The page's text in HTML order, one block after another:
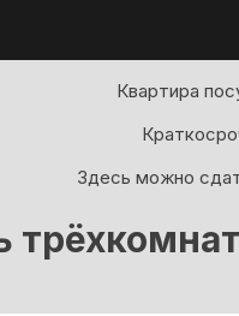
Квартира
Здесь можно